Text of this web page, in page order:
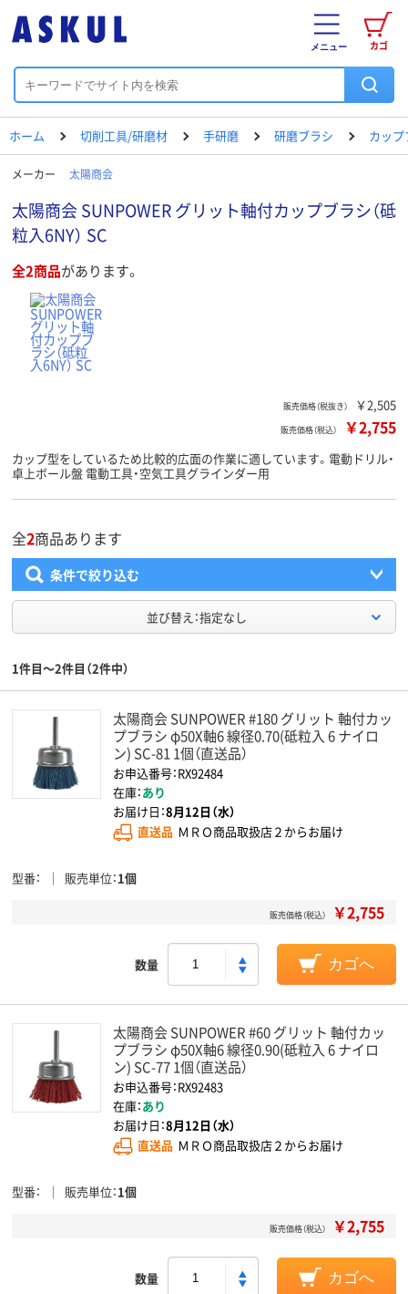
カゴ
メニュー
ホーム 切削工具/研磨材 手研磨 研磨ブラシ カッ
メーカー 太陽商会
太陽商会 SUNPOWER グリット軸付カップブラシ（砥
粒入6NY） SC
全2商品があります。
販売価格（税抜き） ￥2,505
販売価格（税込） ￥2,755
カップ型をしているため比較的広面の作業に適しています。電動ドリル・
卓上ボール盤 電動工具・空気工具グラインダー用
全2商品あります
条件で絞り込む
並び替え：指定なし
1件目～2件目（2件中）
太陽商会 SUNPOWER #180 グリット 軸付カッ
プブラシ φ50X軸6 線径0.70(砥粒入 6 ナイロ
ン) SC-81 1個（直送品）
お申込番号：RX92484
在庫：あり
お届け日：8月12日（水）
直送品 ＭＲＯ商品取扱店２からお届け
型番 販売単位 1個
販売価格（税込） ￥2,755
数量 カゴへ
太陽商会 SUNPOWER #60 グリット 軸付カッ
プブラシ φ50X軸6 線径0.90(砥粒入 6 ナイロ
ン) SC-77 1個（直送品）
お申込番号：RX92483
在庫：あり
お届け日：8月12日（水）
直送品 ＭＲＯ商品取扱店２からお届け
型番 販売単位 1個
販売価格（税込） ￥2,755
数量 カゴへ